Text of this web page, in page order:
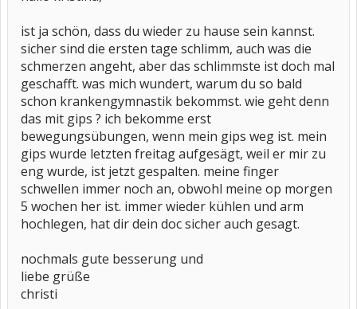
ist ja schön, dass du wieder zu hause sein kannst.
sicher sind die ersten tage schlimm, auch was die
schmerzen angeht, aber das schlimmste ist doch mal
geschafft. was mich wundert, warum du so bald
schon krankengymnastik bekommst. wie geht denn
das mit gips ? ich bekomme erst
bewegungsübungen, wenn mein gips weg ist. mein
gips wurde letzten freitag aufgesägt, weil er mir zu
eng wurde, ist jetzt gespalten. meine finger
schwellen immer noch an, obwohl meine op morgen
5 wochen her ist. immer wieder kühlen und arm
hochlegen, hat dir dein doc sicher auch gesagt.
nochmals gute besserung und
liebe grüße
christi